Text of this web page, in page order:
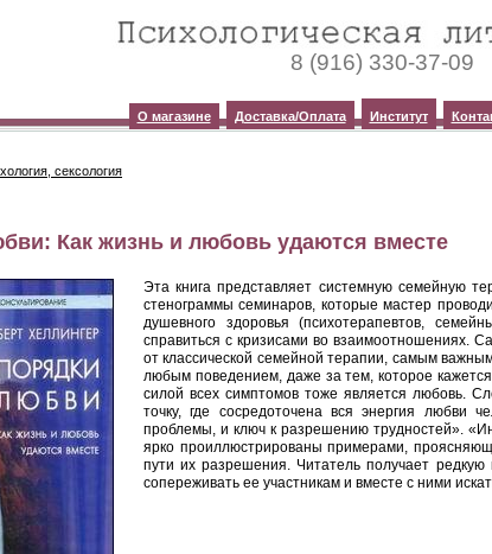
8 (916) 330-37-09
О магазине
Доставка/Оплата Институт
сексология
Как жизнь и любовь удаются вместе
Эта книга представляет системную семейную
стенограммы семинаров, которые мастер
душевного здоровья (психотерапевтов,
справиться с кризисами во взаимоотношениях.
от классической семейной терапии, самым
любым поведением, даже за тем, которое
силой всех симптомов тоже является любовь.
точку, где сосредоточена вся энергия любви
проблемы, и ключ к разрешению трудностей».
ярко проиллюстрированы примерами,
пути их разрешения. Читатель получает
сопереживать ее участникам и вместе с ними